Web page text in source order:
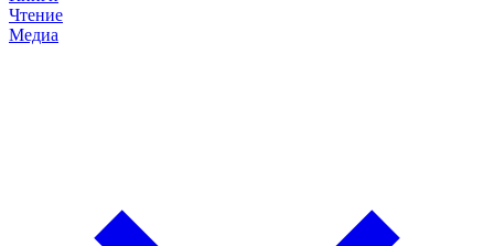
Чтение
Медиа